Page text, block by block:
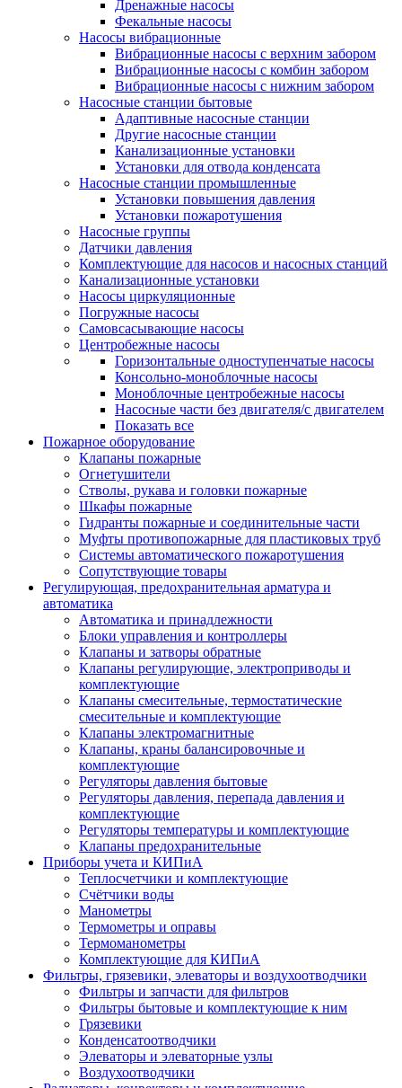
Дренажные насосы
Фекальные насосы
Насосы вибрационные
Вибрационные насосы с верхним забором
Вибрационные насосы с комбин забором
Вибрационные насосы с нижним забором
Насосные станции бытовые
Адаптивные насосные станции
Другие насосные станции
Канализационные установки
Установки для отвода конденсата
Насосные станции промышленные
Установки повышения давления
Установки пожаротушения
Насосные группы
Датчики давления
Комплектующие для насосов и насосных станций
Канализационные установки
Насосы циркуляционные
Погружные насосы
Самовсасывающие насосы
Центробежные насосы
Горизонтальные одноступенчатые насосы
Консольно-моноблочные насосы
Моноблочные центробежные насосы
Насосные части без двигателя/с двигателем
Показать все
Пожарное оборудование
Клапаны пожарные
Огнетушители
Стволы, рукава и головки пожарные
Шкафы пожарные
Гидранты пожарные и соединительные части
Муфты противопожарные для пластиковых труб
Системы автоматического пожаротушения
Сопутствующие товары
Регулирующая, предохранительная арматура и
автоматика
Автоматика и принадлежности
Блоки управления и контроллеры
Клапаны и затворы обратные
Клапаны регулирующие, электроприводы и
комплектующие
Клапаны смесительные, термостатические
смесительные и комплектующие
Клапаны электромагнитные
Клапаны, краны балансировочные и
комплектующие
Регуляторы давления бытовые
Регуляторы давления, перепада давления и
комплектующие
Регуляторы температуры и комплектующие
Клапаны предохранительные
Приборы учета и КИПиА
Теплосчетчики и комплектующие
Счётчики воды
Манометры
Термометры и оправы
Термоманометры
Комплектующие для КИПиА
Фильтры, грязевики, элеваторы и воздухоотводчики
Фильтры и запчасти для фильтров
Фильтры бытовые и комплектующие к ним
Грязевики
Конденсатоотводчики
Элеваторы и элеваторные узлы
Воздухоотводчики